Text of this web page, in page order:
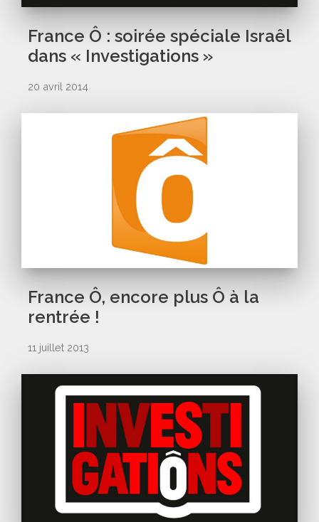
France Ô : soirée spéciale Israêl
dans « Investigations »
20 avril 2014
France Ô, encore plus Ô à la
rentrée !
11 juillet 2013